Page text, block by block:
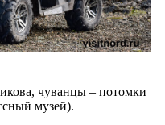
чуванцы – потомки
музей).